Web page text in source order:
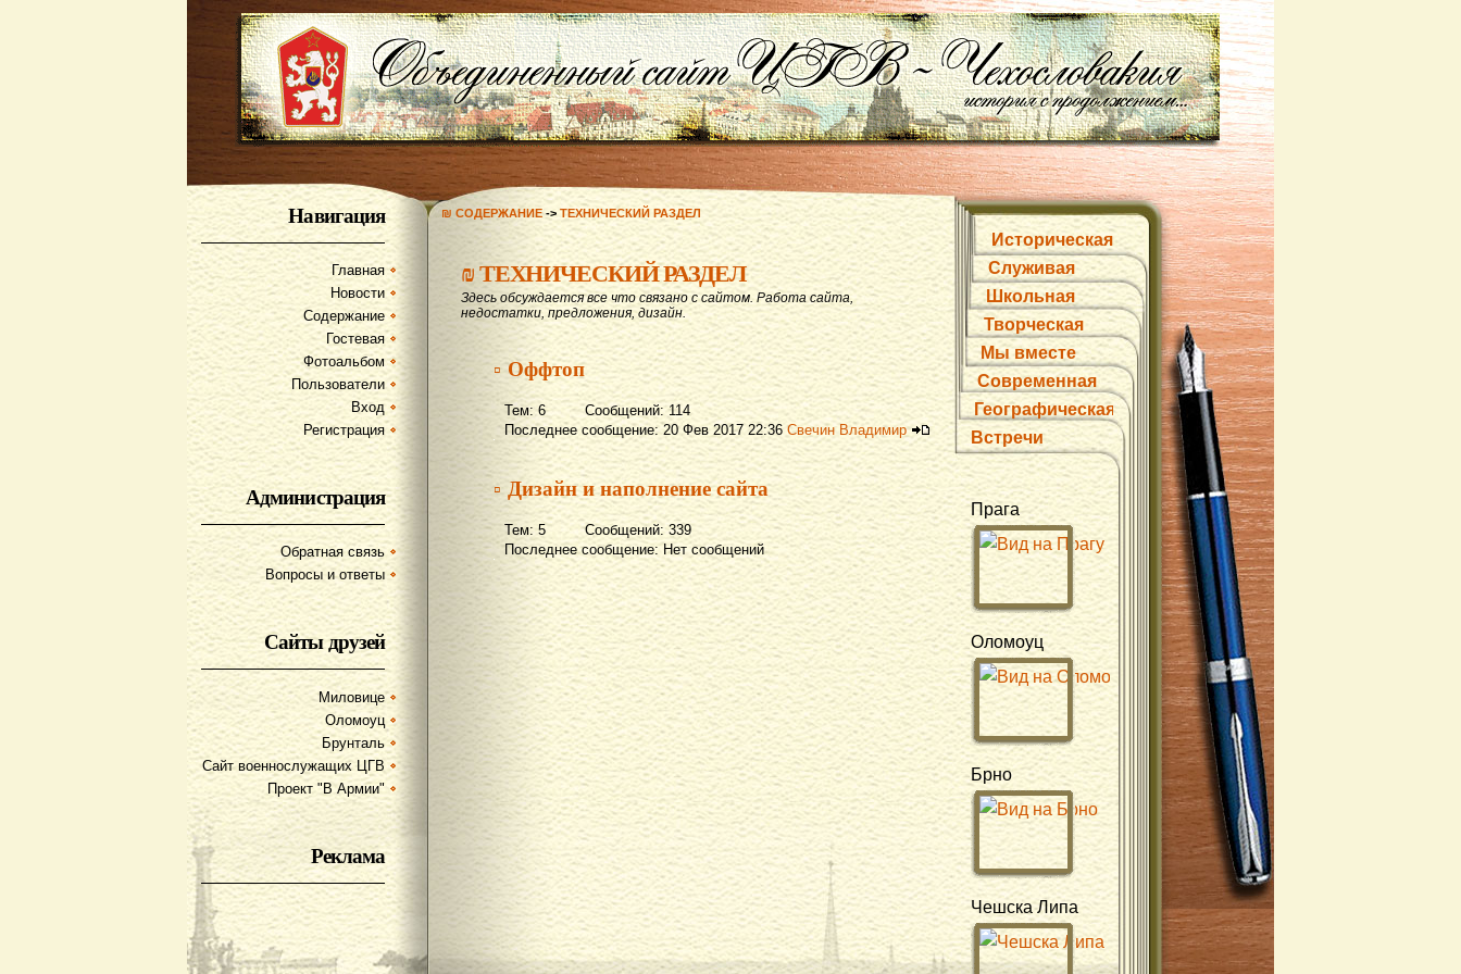
Навигация
Главная
Новости
Содержание
Гостевая
Фотоальбом
Пользователи
Вход
Регистрация
Администрация
Обратная связь
Вопросы и ответы
Сайты друзей
Миловице
Оломоуц
Брунталь
Сайт военнослужащих ЦГВ
Проект "В Армии"
Реклама
₪ СОДЕРЖАНИЕ -> ТЕХНИЧЕСКИЙ РАЗДЕЛ
₪ТЕХНИЧЕСКИЙ РАЗДЕЛ
Здесь обсуждается все что связано с сайтом. Работа сайта,
недостатки, предложения, дизайн.
▫ Оффтоп
Тем: 6 Сообщений: 114
Последнее сообщение: 20 Фев 2017 22:36 Свечин Владимир
▫ Дизайн и наполнение сайта
Тем: 5 Сообщений: 339
Последнее сообщение: Нет сообщений
Историческая
Служивая
Школьная
Творческая
Мы вместе
Современная
Географическая
Встречи
Прага
Оломоуц
Брно
Чешска Липа